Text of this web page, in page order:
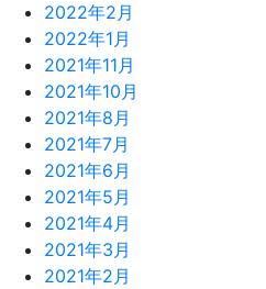
2022年2月
2022年1月
2021年11月
2021年10月
2021年8月
2021年7月
2021年6月
2021年5月
2021年4月
2021年3月
2021年2月